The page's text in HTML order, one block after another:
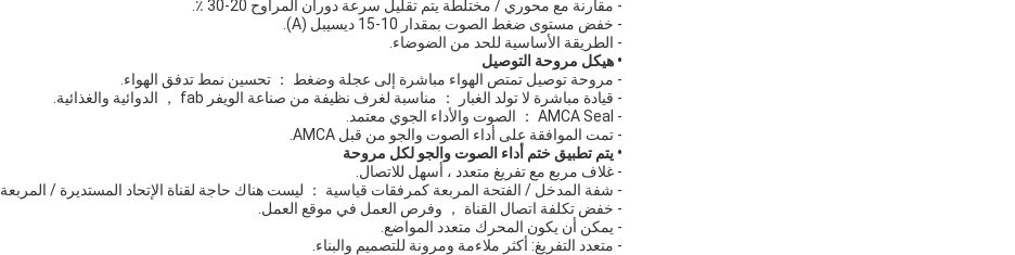
- مقارنة مع محوري / مختلطة يتم تقليل سرعة دوران المراوح 20-30 ٪.
- خفض مستوى ضغط الصوت بمقدار 10-15 ديسيبل (A).
- الطريقة الأساسية للحد من الضوضاء.
• هيكل مروحة التوصيل
- مروحة توصيل تمتص الهواء مباشرة إلى عجلة وضغط ： تحسين نمط تدفق الهواء.
- قيادة مباشرة لا تولد الغبار ： مناسبة لغرف نظيفة من صناعة الويفر fab ， الدوائية والغذائية.
- AMCA Seal ： الصوت والأداء الجوي معتمد.
- تمت الموافقة على أداء الصوت والجو من قبل AMCA.
• يتم تطبيق ختم أداء الصوت والجو لكل مروحة
- غلاف مربع مع تفريغ متعدد ، أسهل للاتصال.
- شفة المدخل / الفتحة المربعة كمرفقات قياسية ： ليست هناك حاجة لقناة الإتحاد المستديرة / المربعة.
- خفض تكلفة اتصال القناة ， وفرص العمل في موقع العمل.
- يمكن أن يكون المحرك متعدد المواضع.
- متعدد التفريغ: أكثر ملاءمة ومرونة للتصميم والبناء.